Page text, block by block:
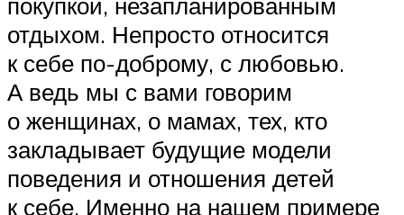
покупкой, незапланированным
отдыхом. Непросто относится
к себе по-доброму, с любовью.
А ведь мы с вами говорим
о женщинах, о мамах, тех, кто
закладывает будущие модели
поведения и отношения детей
к себе. Именно на нашем примере